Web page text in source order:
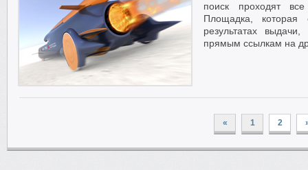
поиск проходят
Площадка,
результатах
прямым ссылкам на
« 1 2